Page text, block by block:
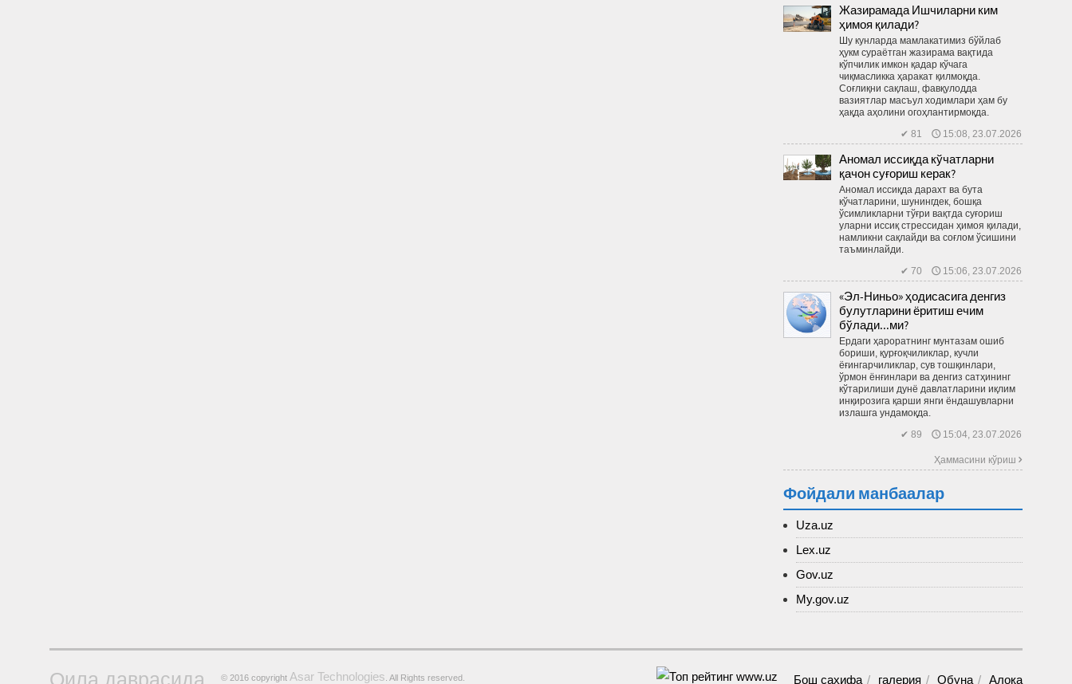
Жазирамада Ишчиларни ким
ҳимоя қилади?
Шу кунларда мамлакатимиз бўйлаб
ҳукм сураётган жазирама вақтида
кўпчилик имкон қадар кўчага
чиқмасликка ҳаракат қилмоқда.
Соғлиқни сақлаш, фавқулодда
вазиятлар масъул ходимлари ҳам бу
ҳақда аҳолини огоҳлантирмоқда.
✔ 81 🕔 15:08, 23.07.2026
Аномал иссиқда кўчатларни
қачон суғориш керак?
Аномал иссиқда дарахт ва бута
кўчатларини, шунингдек, бошқа
ўсимликларни тўғри вақтда суғориш
уларни иссиқ стрессидан ҳимоя қилади,
намликни сақлайди ва соғлом ўсишини
таъминлайди.
✔ 70 🕔 15:06, 23.07.2026
«Эл-Ниньо» ҳодисасига денгиз
булутларини ёритиш ечим
бўлади...ми?
Ердаги ҳароратнинг мунтазам ошиб
бориши, қурғоқчиликлар, кучли
ёғингарчиликлар, сув тошқинлари,
ўрмон ёнғинлари ва денгиз сатҳининг
кўтарилиши дунё давлатларини иқлим
инқирозига қарши янги ёндашувларни
излашга ундамоқда.
✔ 89 🕔 15:04, 23.07.2026
Ҳаммасини кўриш 
Фойдали манбаалар
Uza.uz
Lex.uz
Gov.uz
My.gov.uz
Бош саҳифа галерия Обуна Алоқа
Оила даврасида © 2016 copyright Asar Technologies . All Rights reserved.